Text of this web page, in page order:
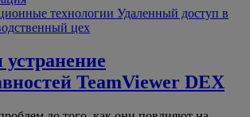
технологии Удаленный доступ в
цех
TeamViewer DEX